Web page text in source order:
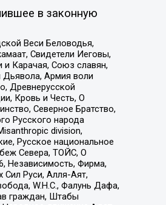
в законную
Веси Беловодья,
Свидетели Иеговы,
Карачая, Союз славян,
Дьявола, Армия воли
Древнерусской
Кровь и Честь, О
Северное Братство,
Русского народа
division,
Русское национальное
Севера, ТОЙС, О
Независимость, Фирма,
Руси, Алля-Аят,
W.H.С., Фалунь Дафа,
граждан, Штабы